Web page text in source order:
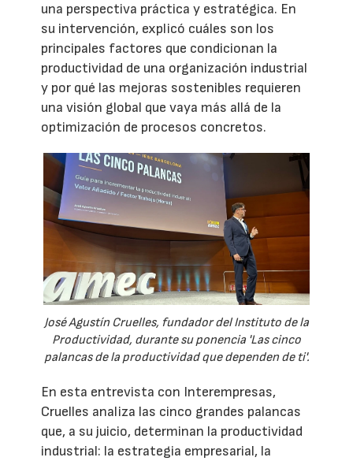
una perspectiva práctica y estratégica. En
su intervención, explicó cuáles son los
principales factores que condicionan la
productividad de una organización industrial
y por qué las mejoras sostenibles requieren
una visión global que vaya más allá de la
optimización de procesos concretos.
José Agustín Cruelles, fundador del Instituto de la
Productividad, durante su ponencia 'Las cinco
palancas de la productividad que dependen de ti'.
En esta entrevista con Interempresas,
Cruelles analiza las cinco grandes palancas
que, a su juicio, determinan la productividad
industrial: la estrategia empresarial, la